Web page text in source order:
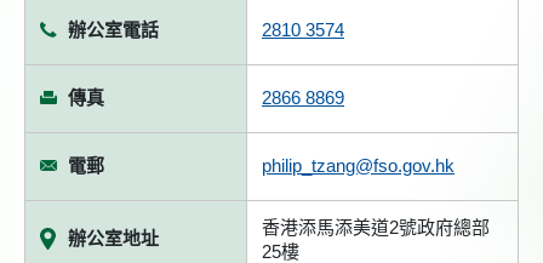
辦公室電話 2810 3574
傳真 2866 8869
電郵 philip_tzang@fso.gov.hk
辦公室地址
香港添馬添美道2號政府總部
25樓